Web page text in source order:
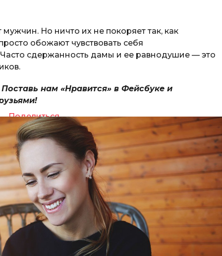
Но ничто их не покоряет так, как
обожают чувствовать себя
Часто сдержанность дамы и ее равнодушие — это
нам «Нравится» в Фейсбуке и
Поделиться